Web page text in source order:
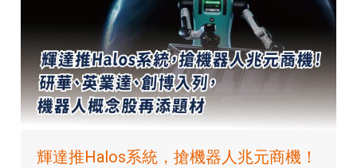
輝達推Halos系統，搶機器人兆元商機！